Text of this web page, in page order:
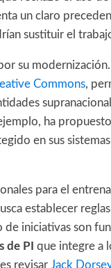
un claro
sustituir el
su
Commons,
ha
en sus
para el
establecer
iniciativas son
de PI que integre a
revisar Jack